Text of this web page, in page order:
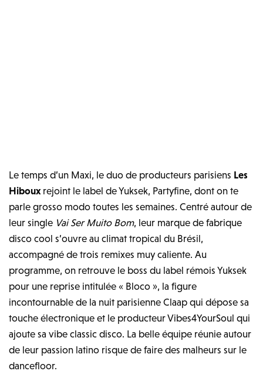
Le temps d’un Maxi, le duo de producteurs parisiens Les
Hibouxrejoint le label de Yuksek, Partyfine, dont on te
parle grosso modo toutes les semaines. Centré autour de
leur single Vai Ser Muito Bom, leur marque de fabrique
disco cool s’ouvre au climat tropical du Brésil,
accompagné de trois remixes muy caliente. Au
programme, on retrouve le boss du label rémois Yuksek
pour une reprise intitulée « Bloco », la figure
incontournable de la nuit parisienne Claap qui dépose sa
touche électronique et le producteur Vibes4YourSoul qui
ajoute sa vibe classic disco. La belle équipe réunie autour
de leur passion latino risque de faire des malheurs sur le
dancefloor.